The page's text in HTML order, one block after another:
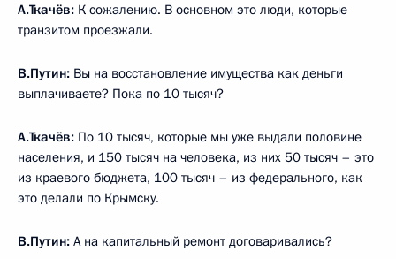
А.Ткачёв: К сожалению. В основном это люди, которые
транзитом проезжали.
В.Путин: Вы на восстановление имущества как деньги
выплачиваете? Пока по 10 тысяч?
А.Ткачёв: По 10 тысяч, которые мы уже выдали половине
населения, и 150 тысяч на человека, из них 50 тысяч – это
из краевого бюджета, 100 тысяч – из федерального, как
это делали по Крымску.
В.Путин: А на капитальный ремонт договаривались?